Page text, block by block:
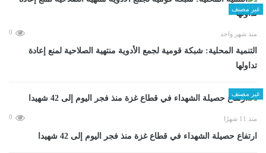
غير مصنف
منذ شهر واحد 0
التنمية المحلية: شبكة قومية لجمع الأدوية منتهية الصلاحية لمنع إعادة
تداولها
غير مصنف
منذ 11 شهرًا 0
ارتفاع حصيلة الشهداء في قطاع غزة منذ فجر اليوم إلى 42 شهيدا